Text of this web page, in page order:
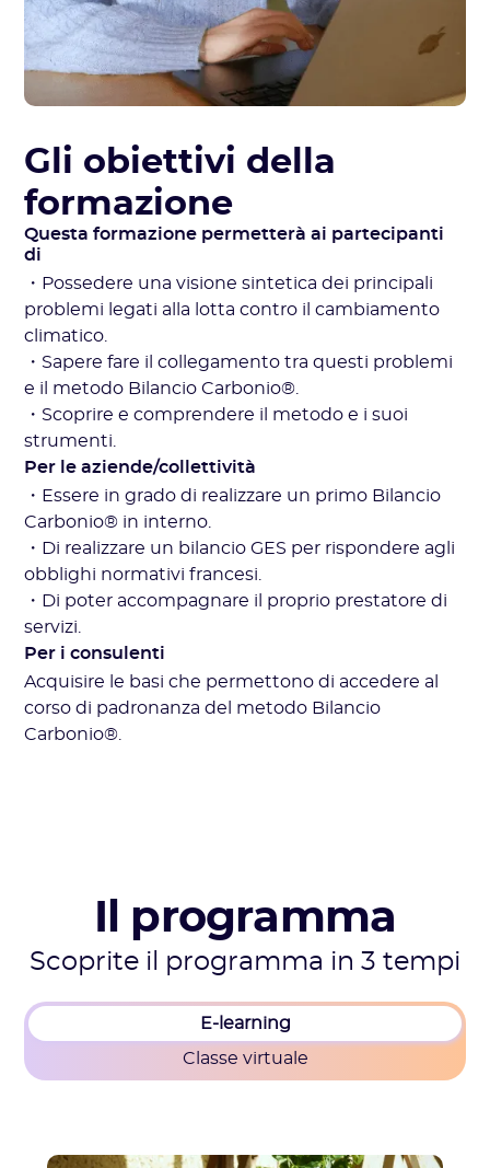
Gli obiettivi della
formazione
Questa formazione permetterà ai partecipanti
di
・Possedere una visione sintetica dei principali
problemi legati alla lotta contro il cambiamento
climatico.
・Sapere fare il collegamento tra questi problemi
e il metodo Bilancio Carbonio®.
・Scoprire e comprendere il metodo e i suoi
strumenti.
Per le aziende/collettività
・Essere in grado di realizzare un primo Bilancio
Carbonio® in interno.
・Di realizzare un bilancio GES per rispondere agli
obblighi normativi francesi.
・Di poter accompagnare il proprio prestatore di
servizi.
Per i consulenti
Acquisire le basi che permettono di accedere al
corso di padronanza del metodo Bilancio
Carbonio®.
Il programma
Scoprite il programma in 3 tempi
E-learning
Classe virtuale